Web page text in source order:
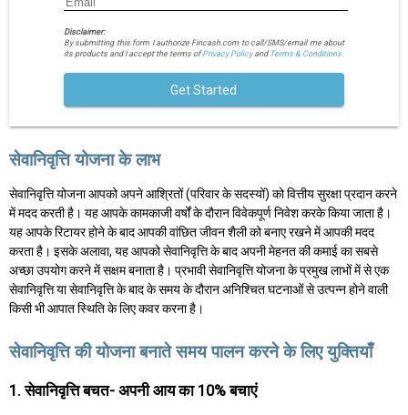
Disclaimer:
By submitting this form I authorize Fincash.com to call/SMS/email me about
its products and I accept the terms ofPrivacy Policyand Terms & Conditions.
Get Started
सेवानिवृत्ति योजना के लाभ
सेवानिवृत्ति योजना आपको अपने आश्रितों (परिवार के सदस्यों) को वित्तीय सुरक्षा प्रदान करने
में मदद करती है। यह आपके कामकाजी वर्षों के दौरान विवेकपूर्ण निवेश करके किया जाता है।
यह आपके रिटायर होने के बाद आपकी वांछित जीवन शैली को बनाए रखने में आपकी मदद
करता है। इसके अलावा, यह आपको सेवानिवृत्ति के बाद अपनी मेहनत की कमाई का सबसे
अच्छा उपयोग करने में सक्षम बनाता है। प्रभावी सेवानिवृत्ति योजना के प्रमुख लाभों में से एक
सेवानिवृत्ति या सेवानिवृत्ति के बाद के समय के दौरान अनिश्चित घटनाओं से उत्पन्न होने वाली
किसी भी आपात स्थिति के लिए कवर करना है।
सेवानिवृत्ति की योजना बनाते समय पालन करने के लिए युक्तियाँ
1. सेवानिवृत्ति बचत- अपनी आय का 10% बचाएं